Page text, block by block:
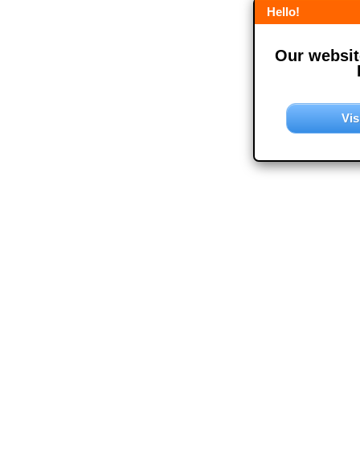
Hello!
Our